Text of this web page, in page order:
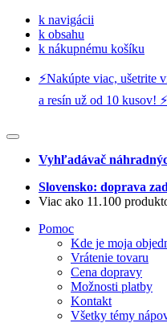
k navigácii
k obsahu
k nákupnému košíku
⚡️Nakúpte viac, ušetrite
a resín už od 10 kusov! ⚡️
Vyhľadávač
Slovensko: doprava
Viac ako 11.100
Pomoc
Kde je moja
Vrátenie tovaru
Cena dopravy
Možnosti platby
Kontakt
Všetky témy